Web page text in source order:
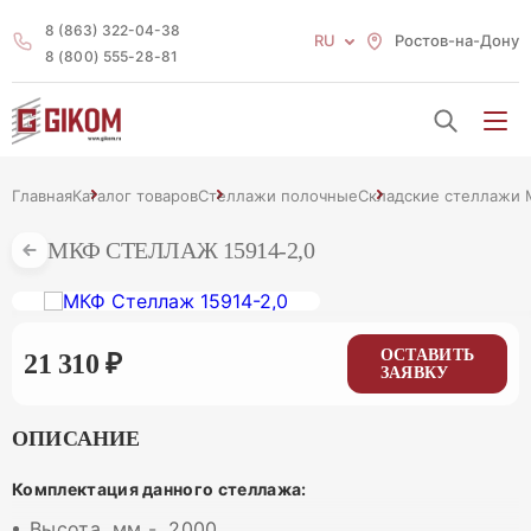
8 (863) 322-04-38
8 (800) 555-28-81
Ростов-на-Дону
RU
ГлавнаяКаталог товаровСтеллажи полочныеСкладские стеллажи
МКФ СТЕЛЛАЖ 15914-2,0
21 310 ₽
ОСТАВИТЬ
ЗАЯВКУ
ОПИСАНИЕ
Комплектация данного стеллажа: